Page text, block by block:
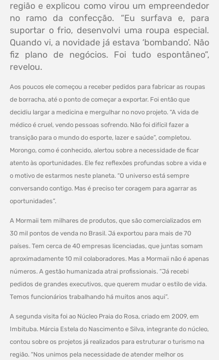
região e explicou como virou um empreendedor
no ramo da confecção. “Eu surfava e, para
suportar o frio, desenvolvi uma roupa especial.
Quando vi, a novidade já estava ‘bombando’. Não
fiz plano de negócios. Foi tudo espontâneo”,
revelou.
Aos poucos ele começou a receber pedidos para fabricar as roupas
de borracha, até o ponto de começar a exportar. Foi então que
decidiu largar a medicina e mergulhar no novo projeto. “A vida de
médico é cruel, vendo pessoas sofrendo. Não foi difícil fazer a
transição para o mundo do esporte, lazer e saúde”, completou.
Morongo, como é conhecido, alertou sobre a necessidade de ficar
atento às oportunidades. Ele fez reflexões profundas sobre a vida e
o motivo de estarmos neste planeta. “O universo está sempre
conversando contigo. Mas é preciso ter coragem para agarrar as
oportunidades”.
A Mormaii tem milhares de produtos, que são comercializados em
30 mil pontos de venda no Brasil. Já exportou para mais de 70
países. Tem cerca de 40 empresas licenciadas, que juntas somam
aproximadamente 10 mil colaboradores. Mas a Mormaii não é apenas
números. A gestão humanizada atrai profissionais. “Já recebi
pedidos de grandes executivos, que querem mudar o estilo de vida.
Temos funcionários trabalhando há muitos anos aqui”.
A segunda visita foi ao Núcleo Praia do Rosa, criado em 2009, em
Imbituba. Márcia Estela do Nascimento e Silva, integrante do núcleo,
contou sobre os projetos já realizados para estruturar o turismo na
região. “Nos unimos pela necessidade de atender melhor os